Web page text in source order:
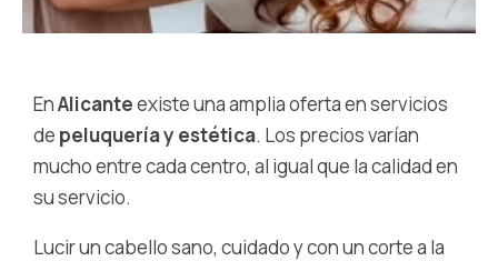
EnAlicanteexiste una amplia oferta en servicios
de peluquería y estética. Los precios varían
mucho entre cada centro, al igual que la calidad en
su servicio.
Lucir un cabello sano, cuidado y con un corte a la